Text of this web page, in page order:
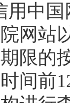
用中
网站
限的
间前